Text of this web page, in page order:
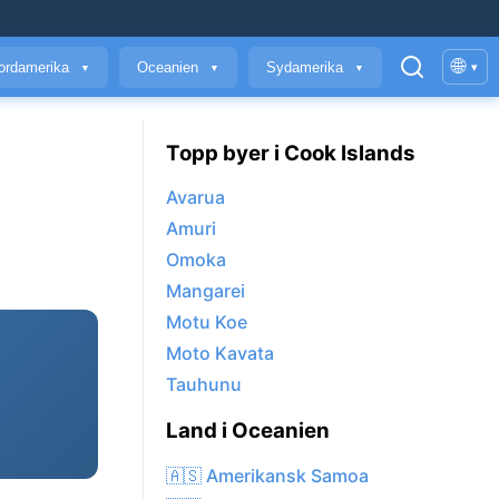
▼ Oceanien ▼ Sydamerika ▼ 🌐 ▾
Topp byer i Cook Islands
Avarua
Amuri
Omoka
Mangarei
Motu Koe
Moto Kavata
Tauhunu
Land i Oceanien
🇦🇸 Amerikansk Samoa